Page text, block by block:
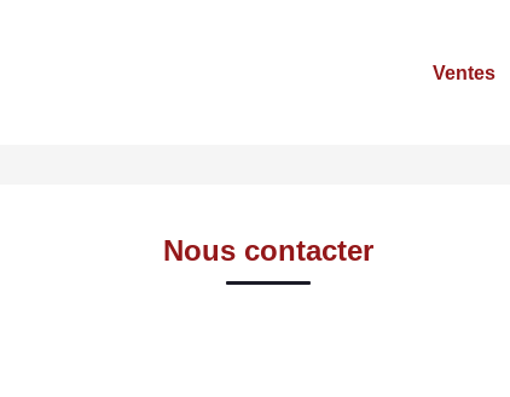
Ventes
Nous contacter